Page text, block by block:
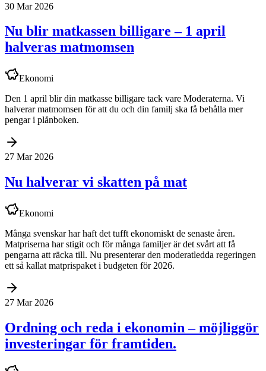
30 Mar 2026
Nu blir matkassen billigare – 1 april
halveras matmomsen
Ekonomi
Den 1 april blir din matkasse billigare tack vare Moderaterna. Vi
halverar matmomsen för att du och din familj ska få behålla mer
pengar i plånboken.
27 Mar 2026
Nu halverar vi skatten på mat
Ekonomi
Många svenskar har haft det tufft ekonomiskt de senaste åren.
Matpriserna har stigit och för många familjer är det svårt att få
pengarna att räcka till. Nu presenterar den moderatledda regeringen
ett så kallat matprispaket i budgeten för 2026.
27 Mar 2026
Ordning och reda i ekonomin – möjliggör
investeringar för framtiden.